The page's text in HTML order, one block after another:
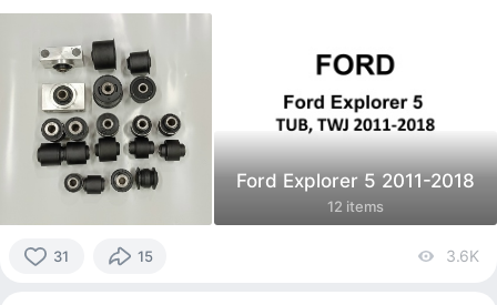
Ford Explorer 5 2011-2018
12 items
31 15 3.6K